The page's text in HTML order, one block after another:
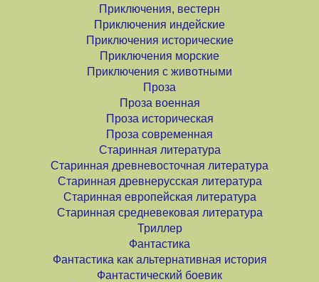
Приключения, вестерн
Приключения индейские
Приключения исторические
Приключения морские
Приключения с животными
Проза
Проза военная
Проза историческая
Проза современная
Старинная литература
Старинная древневосточная литература
Старинная древнерусская литература
Старинная европейская литература
Старинная средневековая литература
Триллер
Фантастика
Фантастика как альтернативная история
Фантастический боевик